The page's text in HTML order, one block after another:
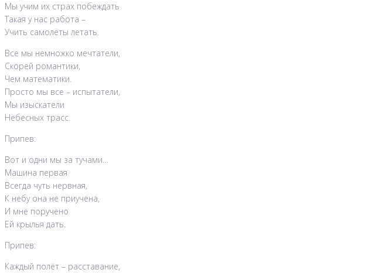
Мы учим их страх побеждать
Такая у нас работа –
Учить самолёты летать.
Все мы немножко мечтатели,
Скорей романтики,
Чем математики.
Просто мы все – испытатели,
Мы изыскатели
Небесных трасс.
Припев:
Вот и одни мы за тучами…
Машина первая
Всегда чуть нервная,
К небу она не приучена,
И мне поручено
Ей крылья дать.
Припев:
Каждый полёт – расставание,